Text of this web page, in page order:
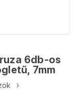
6db-os
7mm